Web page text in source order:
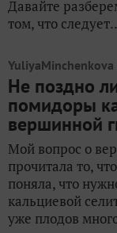
Давайте
том, что
YuliyaMinchenkova
Не поздно
помидоры
вершинной
Мой вопрос о
прочитала то,
поняла, что
кальциевой
уже плодов